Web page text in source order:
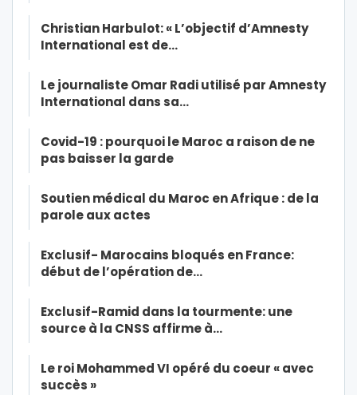
Christian Harbulot: « L’objectif d’Amnesty
International est de…
Le journaliste Omar Radi utilisé par Amnesty
International dans sa…
Covid-19 : pourquoi le Maroc a raison de ne
pas baisser la garde
Soutien médical du Maroc en Afrique : de la
parole aux actes
Exclusif- Marocains bloqués en France:
début de l’opération de…
Exclusif-Ramid dans la tourmente: une
source à la CNSS affirme à…
Le roi Mohammed VI opéré du coeur « avec
succès »